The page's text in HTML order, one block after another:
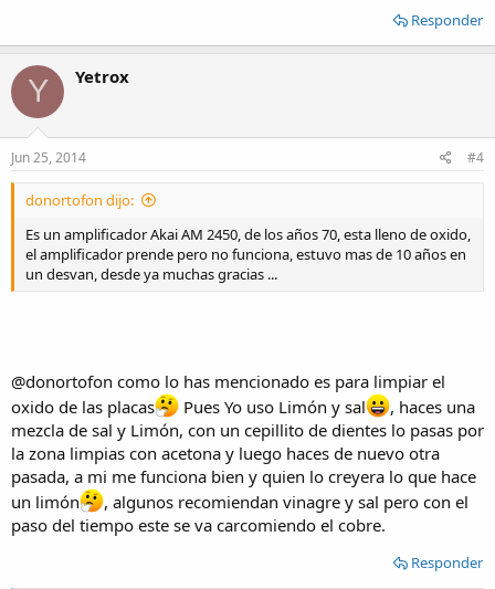
Responder
Y Yetrox
Jun 25, 2014 #4
donortofon dijo:
Es un amplificador Akai AM 2450, de los años 70, esta lleno de oxido,
el amplificador prende pero no funciona, estuvo mas de 10 años en
un desvan, desde ya muchas gracias ...
@donortofon como lo has mencionado es para limpiar el
oxido de las placas
Pues Yo uso Limón y sal
, haces una
mezcla de sal y Limón, con un cepillito de dientes lo pasas por
la zona limpias con acetona y luego haces de nuevo otra
pasada, a mi me funciona bien y quien lo creyera lo que hace
un limón
, algunos recomiendan vinagre y sal pero con el
paso del tiempo este se va carcomiendo el cobre.
Responder